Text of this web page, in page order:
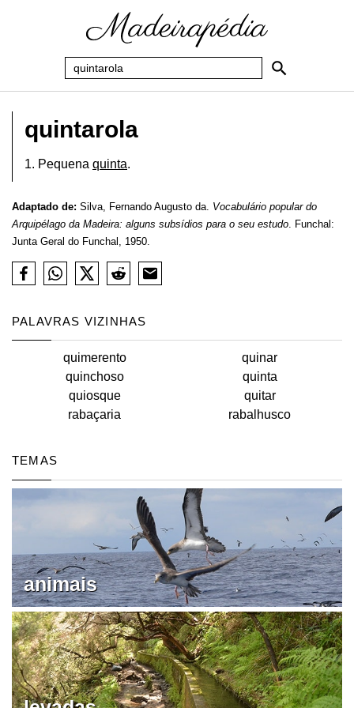
quintarola
1. Pequena quinta.
Adaptado de: Silva, Fernando Augusto da. Vocabulário popular do
Arquipélago da Madeira: alguns subsídios para o seu estudo. Funchal:
Junta Geral do Funchal, 1950.
PALAVRAS VIZINHAS
quimerento
quinar
quinchoso
quinta
quiosque
quitar
rabaçaria
rabalhusco
TEMAS
animais